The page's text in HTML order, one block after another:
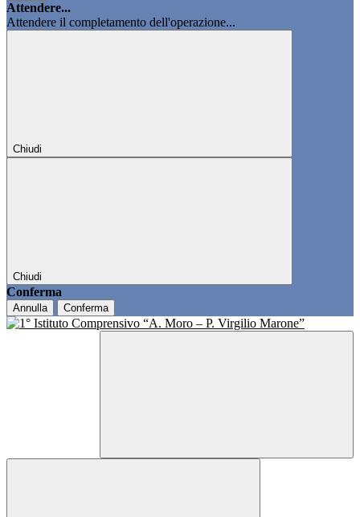
Attendere...
Attendere il completamento dell'operazione...
Chiudi
Chiudi
Conferma
Annulla Conferma